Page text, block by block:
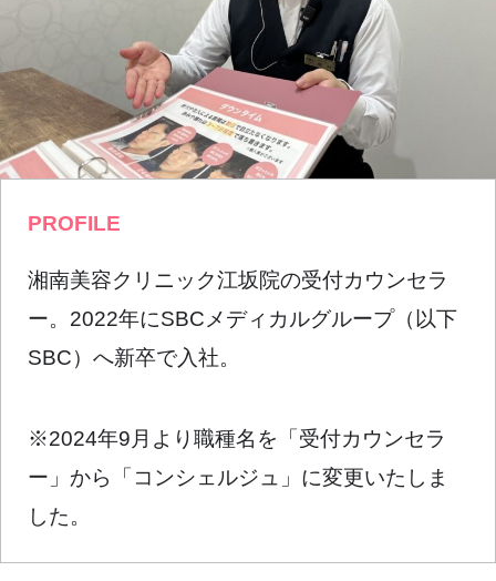
PROFILE
湘南美容クリニック江坂院の受付カウンセラ
ー。2022年にSBCメディカルグループ（以下
SBC）へ新卒で入社。
※2024年9月より職種名を「受付カウンセラ
ー」から「コンシェルジュ」に変更いたしま
した。